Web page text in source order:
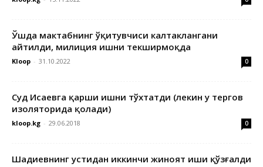
Ўшда мактабнинг ўқитувчиси калтаклангани
айтилди, милиция ишни текширмоқда
Kloop - 31.10.2022 0
Суд Исаевга қарши ишни тўхтатди (лекин у тергов
изоляторида қолади)
kloop.kg - 29.06.2018 0
Шадиевнинг устидан иккинчи жиноят иши қўзғалди